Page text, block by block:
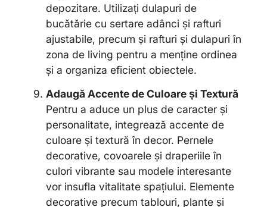
depozitare. Utilizați dulapuri de
bucătărie cu sertare adânci și rafturi
ajustabile, precum și rafturi și dulapuri în
zona de living pentru a menține ordinea
și a organiza eficient obiectele.
Adaugă Accente de Culoare și Textură
Pentru a aduce un plus de caracter și
personalitate, integrează accente de
culoare și textură în decor. Pernele
decorative, covoarele și draperiile în
culori vibrante sau modele interesante
vor insufla vitalitate spațiului. Elemente
decorative precum tablouri, plante și